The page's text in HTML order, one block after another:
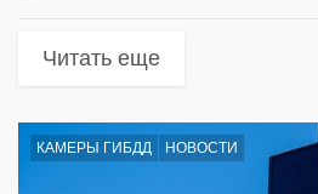
Читать еще
КАМЕРЫ ГИБДД НОВОСТИ